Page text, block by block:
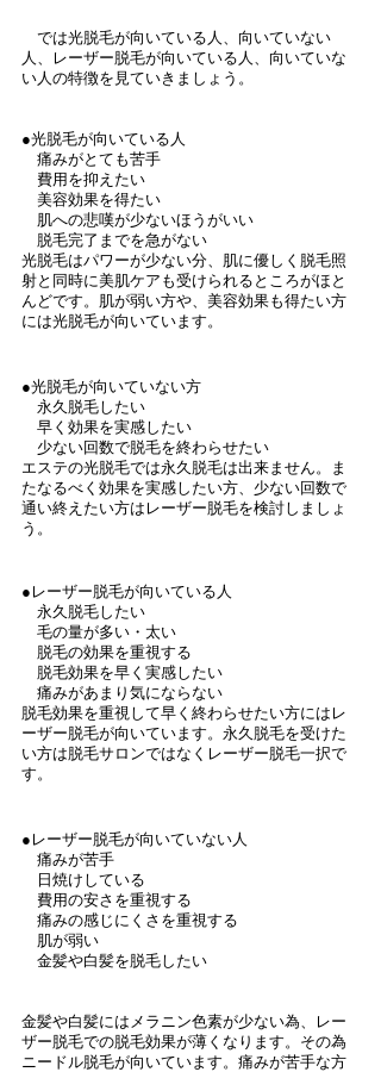
では光脱毛が向いている人、向いていない
人、レーザー脱毛が向いている人、向いていな
い人の特徴を見ていきましょう。
●光脱毛が向いている人
痛みがとても苦手
費用を抑えたい
美容効果を得たい
肌への悲嘆が少ないほうがいい
脱毛完了までを急がない
光脱毛はパワーが少ない分、肌に優しく脱毛照
射と同時に美肌ケアも受けられるところがほと
んどです。肌が弱い方や、美容効果も得たい方
には光脱毛が向いています。
●光脱毛が向いていない方
永久脱毛したい
早く効果を実感したい
少ない回数で脱毛を終わらせたい
エステの光脱毛では永久脱毛は出来ません。ま
たなるべく効果を実感したい方、少ない回数で
通い終えたい方はレーザー脱毛を検討しましょ
う。
●レーザー脱毛が向いている人
永久脱毛したい
毛の量が多い・太い
脱毛の効果を重視する
脱毛効果を早く実感したい
痛みがあまり気にならない
脱毛効果を重視して早く終わらせたい方にはレ
ーザー脱毛が向いています。永久脱毛を受けた
い方は脱毛サロンではなくレーザー脱毛一択で
す。
●レーザー脱毛が向いていない人
痛みが苦手
日焼けしている
費用の安さを重視する
痛みの感じにくさを重視する
肌が弱い
金髪や白髪を脱毛したい
金髪や白髪にはメラニン色素が少ない為、レー
ザー脱毛での脱毛効果が薄くなります。その為
ニードル脱毛が向いています。痛みが苦手な方